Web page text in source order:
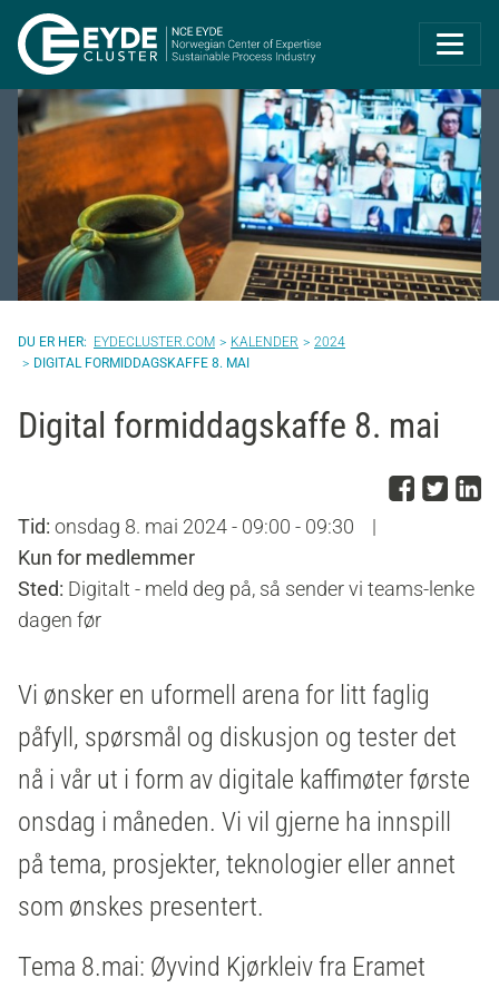
Eyde-Cluster |
EYDECLUSTER.COM KALENDER
2024
DIGITAL FORMIDDAGSKAFFE 8. MAI
Digital formiddagskaffe 8. mai
DelDel
Tid: onsdag 8. mai 2024 - 09:00 - 09:30
|
Kun for medlemmer
Sted: Digitalt - meld deg på, så sender vi teams-lenke
dagen før
Vi ønsker en uformell arena for litt faglig
påfyll, spørsmål og diskusjon og tester det
nå i vår ut i form av digitale kaffimøter første
onsdag i måneden. Vi vil gjerne ha innspill
på tema, prosjekter, teknologier eller annet
som ønskes presentert.
Tema 8.mai: Øyvind Kjørkleiv fra Eramet